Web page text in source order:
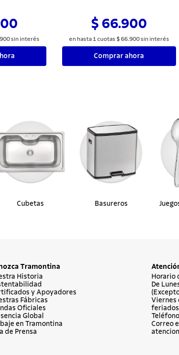
900sin interés
$ 66.900
en hasta 1 cuotas $66.900sin interés
Comprar ahora
Cubetas Basureros
Tramontina
Historia
y Apoyadores
Fábricas
Oficiales
Global
en Tramontina
de Prensa
Horario
De
Viernes
Correo